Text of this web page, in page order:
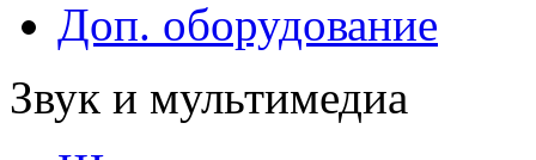
Доп. оборудование
Звук и мультимедиа